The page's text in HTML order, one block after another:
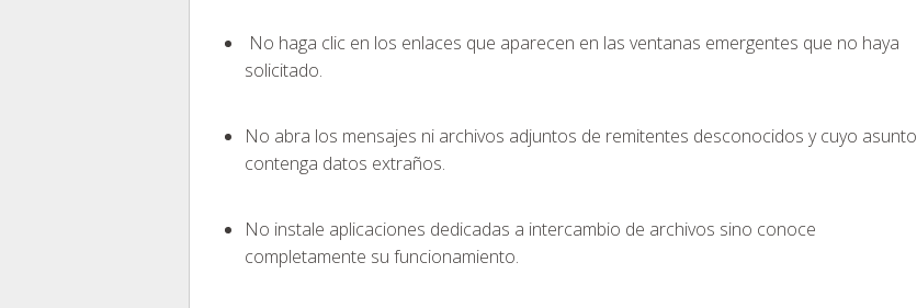
No haga clic en los enlaces que aparecen en las ventanas emergentes que no haya
solicitado.
No abra los mensajes ni archivos adjuntos de remitentes desconocidos y cuyo asunto
contenga datos extraños.
No instale aplicaciones dedicadas a intercambio de archivos sino conoce
completamente su funcionamiento.